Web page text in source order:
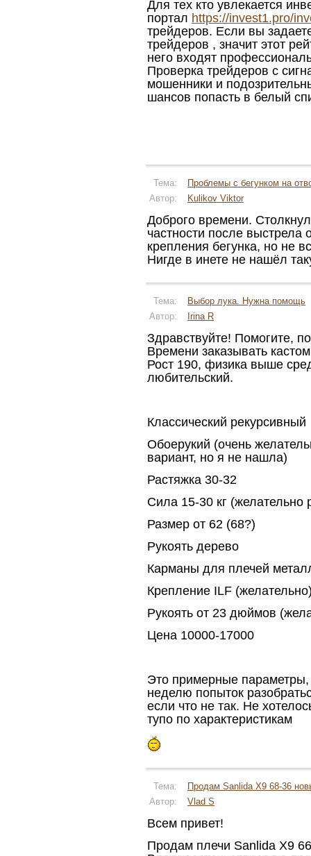
Для тех кто увлекается
портал https://invest1.pro/
трейдеров. Если вы
трейдеров , значит этот
него входят
Проверка трейдеров с
мошенники и
шансов попасть в белый
Тема:
Проблемы с бегунком на
Автор:
Kulikov Viktor
Доброго времени.
частности после выстрела
крепления бегунка, но не
Нигде в инете не нашёл
Тема:
Выбор лука. Нужна помощь
Автор:
Irina R
Здравствуйте! Помогите,
Времени заказывать
Рост 190, физика выше
любительский.
Классический рекурсивный
Обоерукий (очень
вариант, но я не нашла)
Растяжка 30-32
Сила 15-30 кг (желательно
Размер от 62 (68?)
Рукоять дерево
Карманы для плечей
Крепление ILF
Рукоять от 23 дюймов
Цена 10000-17000
Это примерные параметры,
неделю попыток
если что не так. Не
тупо по характеристикам
Тема:
Продам Sanlida X9 68-36
Автор:
Vlad S
Всем привет!
Продам плечи Sanlida X9